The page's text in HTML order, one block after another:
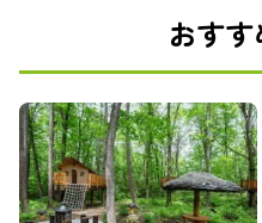
おす